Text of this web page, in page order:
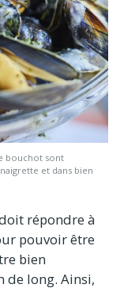
bouchot sont
et dans bien
répondre à
pouvoir être
bien
de long. Ainsi,